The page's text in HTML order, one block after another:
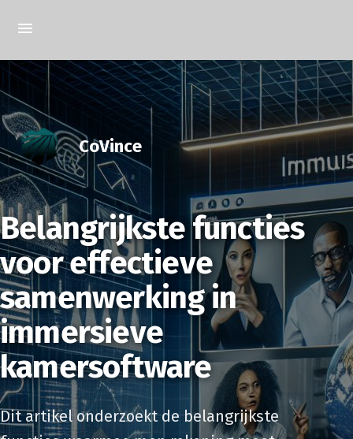
CoVince
Belangrijkste functies
voor effectieve
samenwerking in
immersieve
kamersoftware
Dit artikel onderzoekt de belangrijkste